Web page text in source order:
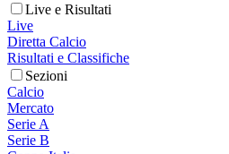
Live e Risultati
Live
Diretta Calcio
Risultati e Classifiche
Sezioni
Calcio
Mercato
Serie A
Serie B